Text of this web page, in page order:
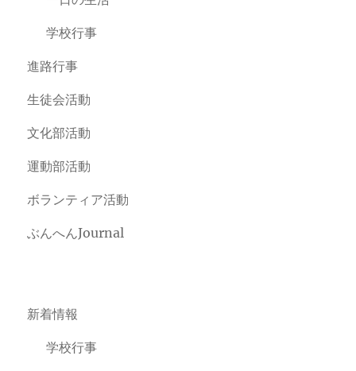
学校行事
進路行事
生徒会活動
文化部活動
運動部活動
ボランティア活動
ぶんへんJournal
新着情報
学校行事